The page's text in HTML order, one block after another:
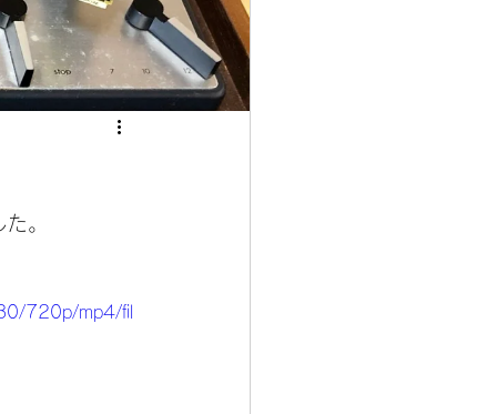
。
720p/mp4/fil